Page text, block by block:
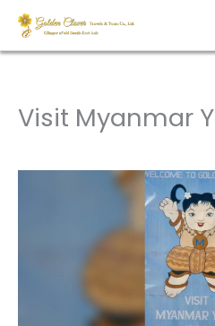
Zum
Inhalt
springen
Visit Myanmar